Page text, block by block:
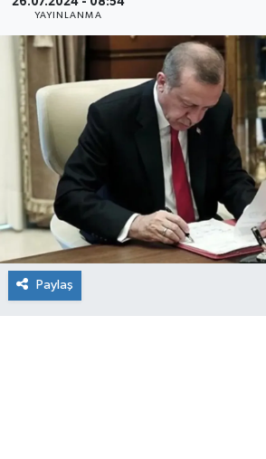
26.07.2024 - 08:54
YAYINLANMA
Paylaş